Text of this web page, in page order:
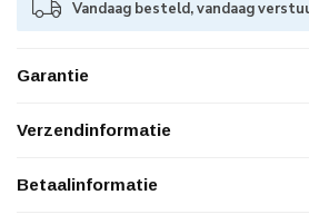
Vandaag besteld, vandaag
Garantie
Verzendinformatie
Betaalinformatie